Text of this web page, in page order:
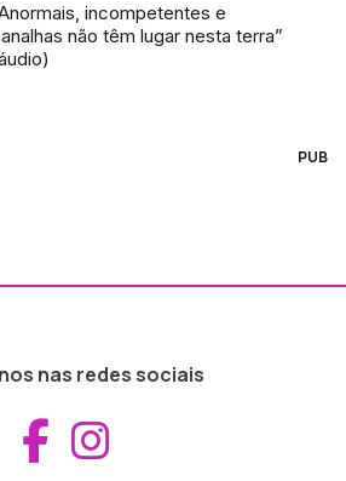
incompetentes e
não têm lugar nesta terra”
PUB
nas redes sociais
Aceder ao